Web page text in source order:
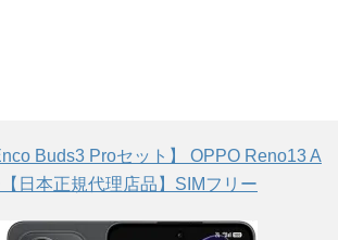
Buds3 Proセット】 OPPO Reno13 A
日本正規代理店品】SIMフリー